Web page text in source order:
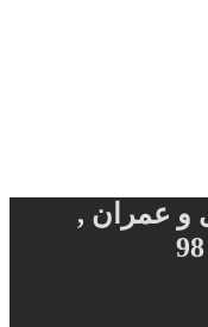
عمران ,